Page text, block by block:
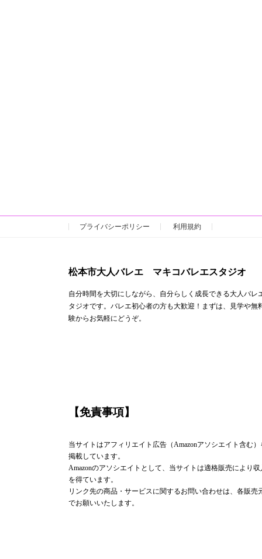
プライバシーポリシー 利用規約
松本市大人バレエ マキコバレエスタジオ
自分時間を大切にしながら、自分らしく成長できる大人バレ
タジオです。バレエ初心者の方も大歓迎！まずは、見学や無
験からお気軽にどうぞ。
【免責事項】
当サイトはアフィリエイト広告（Amazonアソシエイト含む）
掲載しています。
Amazonのアソシエイトとして、当サイトは適格販売により収
を得ています。
リンク先の商品・サービスに関するお問い合わせは、各販売
でお願いいたします。